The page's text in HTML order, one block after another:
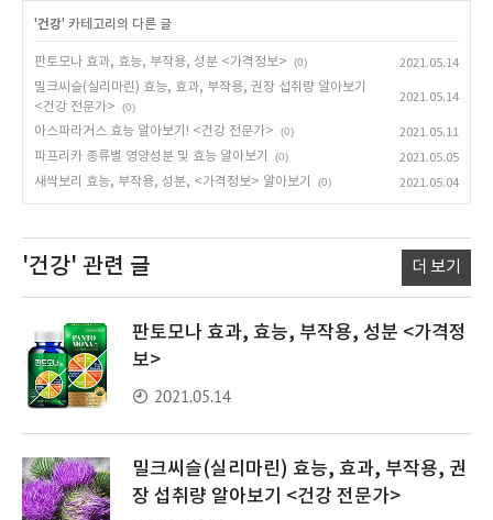
'건강' 카테고리의 다른 글
판토모나 효과, 효능, 부작용, 성분 <가격정보> (0)
2021.05.14
밀크씨슬(실리마린) 효능, 효과, 부작용, 권장 섭취량 알아보기
<건강 전문가>
(0)
2021.05.14
아스파라거스 효능 알아보기! <건강 전문가> (0)
2021.05.11
파프리카 종류별 영양성분 및 효능 알아보기
(0)
2021.05.05
새싹보리 효능, 부작용, 성분, <가격정보> 알아보기
(0) 2021.05.04
'건강' 관련 글 더 보기
판토모나 효과, 효능, 부작용, 성분 <가격정
보>
2021.05.14
밀크씨슬(실리마린) 효능, 효과, 부작용, 권
장 섭취량 알아보기 <건강 전문가>